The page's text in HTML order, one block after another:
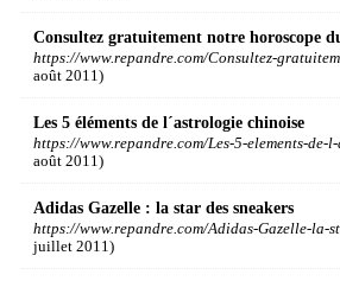
Consultez gratuitement notre horoscope
https://www.repandre.com/Consultez-
août 2011)
Les 5 éléments de l´astrologie chinoise
https://www.repandre.com/Les-5-elements-de-
août 2011)
Adidas Gazelle : la star des sneakers
https://www.repandre.com/Adidas-Gazelle-la-
juillet 2011)